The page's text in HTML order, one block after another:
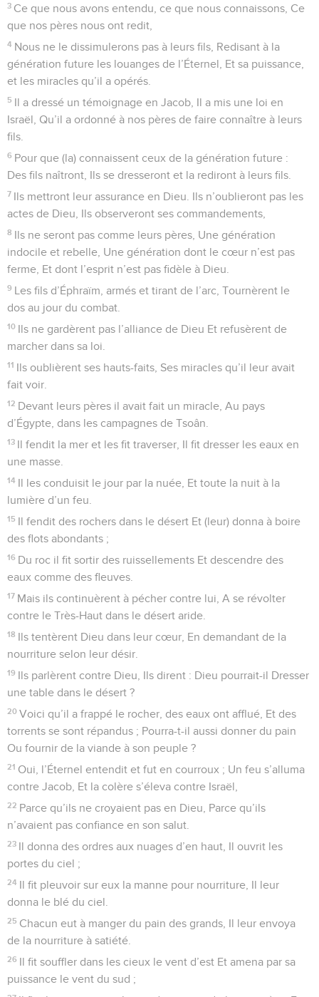
3 Ce que nous avons entendu, ce que nous connaissons, Ce
que nos pères nous ont redit,
4 Nous ne le dissimulerons pas à leurs fils, Redisant à la
génération future les louanges de l’Éternel, Et sa puissance,
et les miracles qu’il a opérés.
5 Il a dressé un témoignage en Jacob, Il a mis une loi en
Israël, Qu’il a ordonné à nos pères de faire connaître à leurs
fils.
6 Pour que (la) connaissent ceux de la génération future :
Des fils naîtront, Ils se dresseront et la rediront à leurs fils.
7 Ils mettront leur assurance en Dieu. Ils n’oublieront pas les
actes de Dieu, Ils observeront ses commandements,
8 Ils ne seront pas comme leurs pères, Une génération
indocile et rebelle, Une génération dont le cœur n’est pas
ferme, Et dont l’esprit n’est pas fidèle à Dieu.
9 Les fils d’Éphraïm, armés et tirant de l’arc, Tournèrent le
dos au jour du combat.
10 Ils ne gardèrent pas l’alliance de Dieu Et refusèrent de
marcher dans sa loi.
11 Ils oublièrent ses hauts-faits, Ses miracles qu’il leur avait
fait voir.
12 Devant leurs pères il avait fait un miracle, Au pays
d’Égypte, dans les campagnes de Tsoân.
13 Il fendit la mer et les fit traverser, Il fit dresser les eaux en
une masse.
14 Il les conduisit le jour par la nuée, Et toute la nuit à la
lumière d’un feu.
15 Il fendit des rochers dans le désert Et (leur) donna à boire
des flots abondants ;
16 Du roc il fit sortir des ruissellements Et descendre des
eaux comme des fleuves.
17 Mais ils continuèrent à pécher contre lui, A se révolter
contre le Très-Haut dans le désert aride.
18 Ils tentèrent Dieu dans leur cœur, En demandant de la
nourriture selon leur désir.
19 Ils parlèrent contre Dieu, Ils dirent : Dieu pourrait-il Dresser
une table dans le désert ?
20 Voici qu’il a frappé le rocher, des eaux ont afflué, Et des
torrents se sont répandus ; Pourra-t-il aussi donner du pain
Ou fournir de la viande à son peuple ?
21 Oui, l’Éternel entendit et fut en courroux ; Un feu s’alluma
contre Jacob, Et la colère s’éleva contre Israël,
22 Parce qu’ils ne croyaient pas en Dieu, Parce qu’ils
n’avaient pas confiance en son salut.
23 Il donna des ordres aux nuages d’en haut, Il ouvrit les
portes du ciel ;
24 Il fit pleuvoir sur eux la manne pour nourriture, Il leur
donna le blé du ciel.
25 Chacun eut à manger du pain des grands, Il leur envoya
de la nourriture à satiété.
26 Il fit souffler dans les cieux le vent d’est Et amena par sa
puissance le vent du sud ;